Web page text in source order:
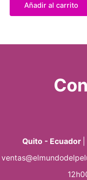
Añadir al carrito
Quito - Ecuador|